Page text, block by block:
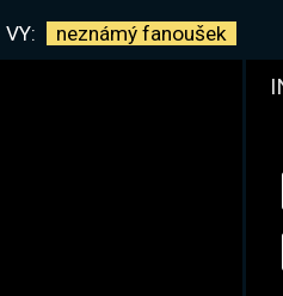
VY: neznámý fanoušek